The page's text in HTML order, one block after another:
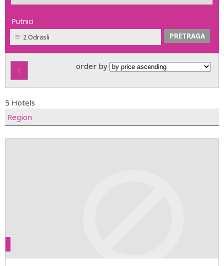
Putnici
2 Odrasli
1 order by
5 Hotels
Region